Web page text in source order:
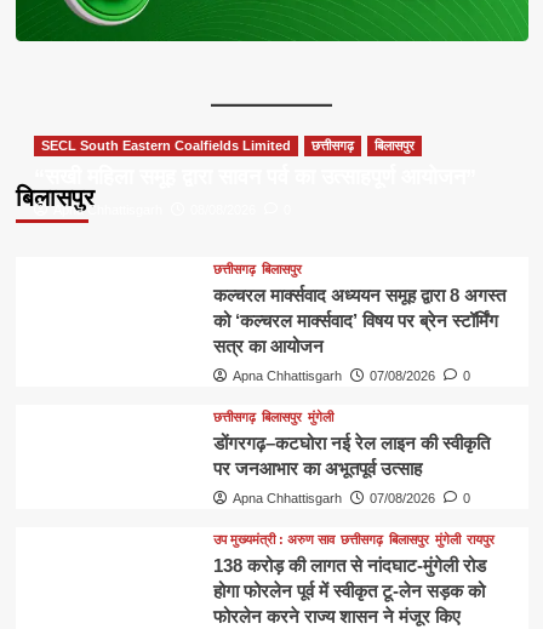
बिलासपुर
SECL South Eastern Coalfields Limited छत्तीसगढ़ बिलासपुर
Apna Chhattisgarh
छत्तीसगढ़ बिलासपुर
कल्चरल मार्क्सवाद अध्ययन समूह द्वारा 8 अगस्त
को ‘कल्चरल मार्क्सवाद’ विषय पर ब्रेन स्टॉर्मिंग
सत्र का आयोजन
Apna Chhattisgarh 07/08/2026 0
छत्तीसगढ़ बिलासपुर मुंगेली
डोंगरगढ़–कटघोरा नई रेल लाइन की स्वीकृति
पर जनआभार का अभूतपूर्व उत्साह
Apna Chhattisgarh 07/08/2026 0
उप मुख्यमंत्री : अरुण साव छत्तीसगढ़ बिलासपुर मुंगेली रायपुर
138 करोड़ की लागत से नांदघाट-मुंगेली रोड
होगा फोरलेन पूर्व में स्वीकृत टू-लेन सड़क को
फोरलेन करने राज्य शासन ने मंजूर किए